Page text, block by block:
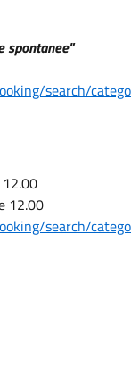
spontanee"
search/
12.00
search/